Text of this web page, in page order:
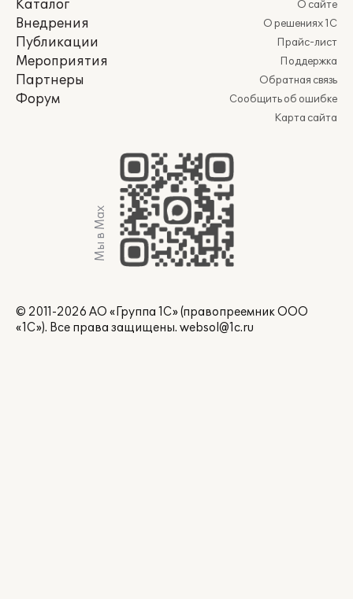
Каталог
Внедрения
Публикации
Мероприятия
Партнеры
Форум
О сайте
О решениях 1С
Прайс-лист
Поддержка
Обратная связь
Сообщить об ошибке
Карта сайта
Мы в Max
© 2011-2026 АО «Группа 1С» (правопреемник ООО
«1С»). Все права защищены. websol@1c.ru